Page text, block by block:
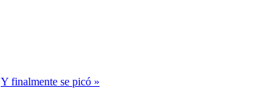
Y finalmente se picó »